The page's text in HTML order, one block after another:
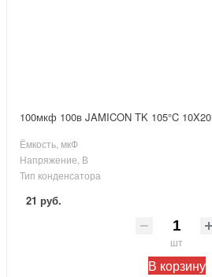
100мкф 100в JAMICON TK 105°C 10X20
Ёмкость, мкФ
Напряжение, В
Тип конденсатора
21 руб.
шт
В корзину